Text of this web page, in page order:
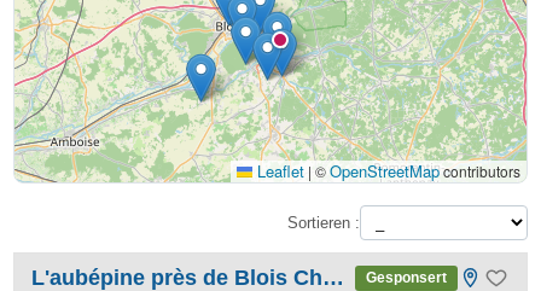
Leaflet | ©OpenStreetMapcontributors
Sortieren :
L'aubépine près de Blois Chambord Gesponsert